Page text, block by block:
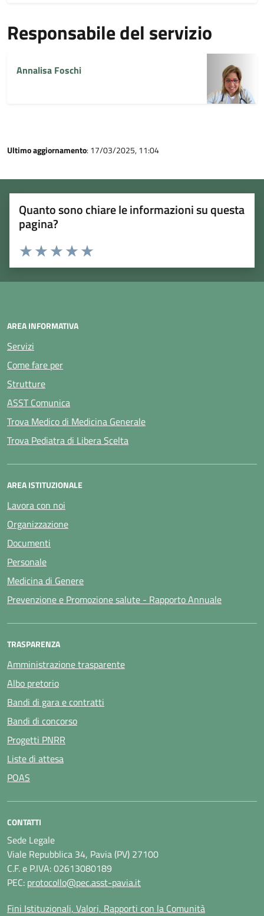
Responsabile del servizio
Annalisa Foschi
Ultimo aggiornamento: 17/03/2025, 11:04
Quanto sono chiare le informazioni su questa
pagina?
Rating:
Valuta 5 stelle su 5
Valuta 4 stelle su 5
Valuta 3 stelle su 5
Valuta 2 stelle su 5
Valuta 1 stelle su 5
AREA INFORMATIVA
Servizi
Come fare per
Strutture
ASST Comunica
Trova Medico di Medicina Generale
Trova Pediatra di Libera Scelta
AREA ISTITUZIONALE
Lavora con noi
Organizzazione
Documenti
Personale
Medicina di Genere
Prevenzione e Promozione salute - Rapporto Annuale
TRASPARENZA
Amministrazione trasparente
Albo pretorio
Bandi di gara e contratti
Bandi di concorso
Progetti PNRR
Liste di attesa
POAS
CONTATTI
Sede Legale
Viale Repubblica 34, Pavia (PV) 27100
C.F. e P.IVA: 02613080189
PEC: protocollo@pec.asst-pavia.it
Fini Istituzionali, Valori, Rapporti con la Comunità